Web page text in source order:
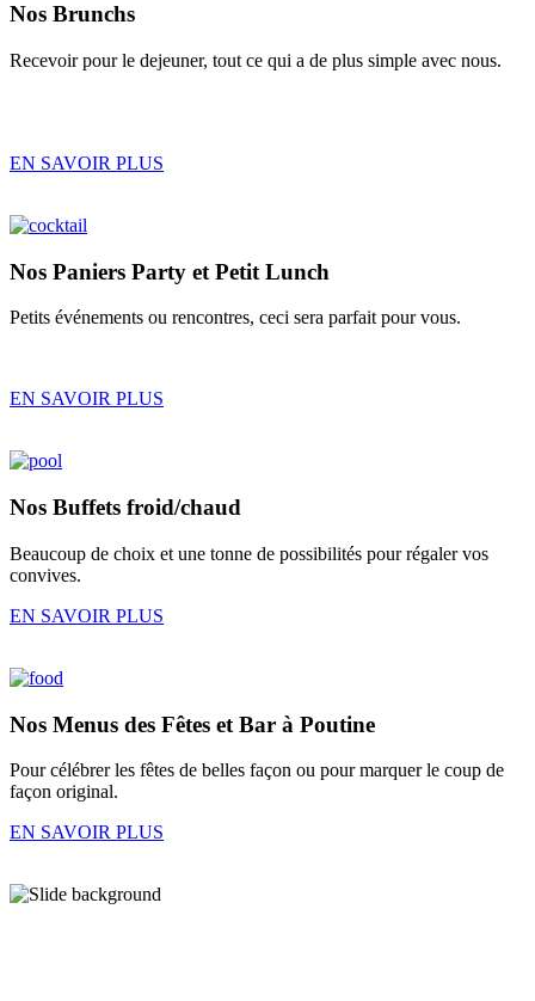
Nos Brunchs
Recevoir pour le dejeuner, tout ce qui a de plus simple avec nous.
EN SAVOIR PLUS
Nos Paniers Party et Petit Lunch
Petits événements ou rencontres, ceci sera parfait pour vous.
EN SAVOIR PLUS
Nos Buffets froid/chaud
Beaucoup de choix et une tonne de possibilités pour régaler vos
convives.
EN SAVOIR PLUS
Nos Menus des Fêtes et Bar à Poutine
Pour célébrer les fêtes de belles façon ou pour marquer le coup de
façon original.
EN SAVOIR PLUS